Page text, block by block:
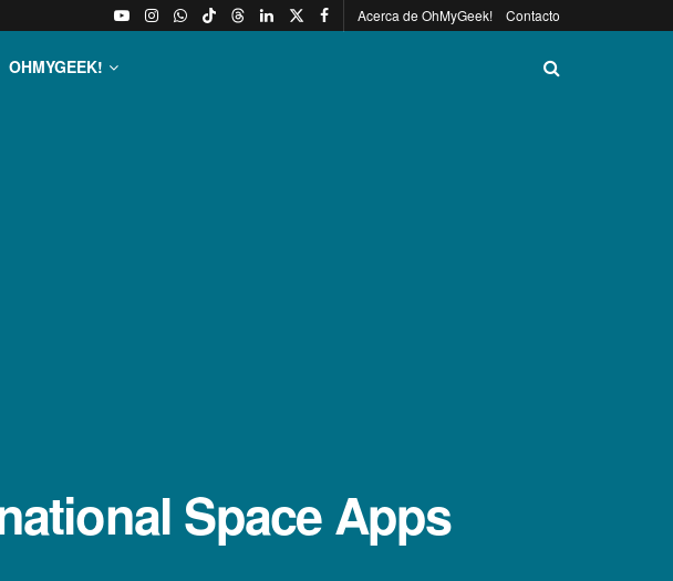
Acerca de OhMyGeek! Contacto
OHMYGEEK!
Space Apps